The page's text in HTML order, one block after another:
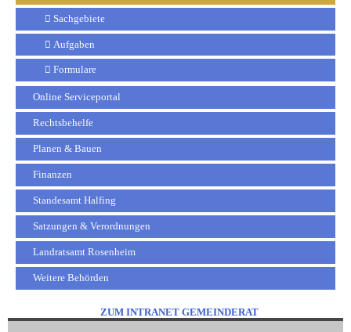
Sachgebiete
Aufgaben
Formulare
Online Serviceportal
Rechtsbehelfe
Planen & Bauen
Finanzen
Standesamt Halfing
Satzungen & Verordnungen
Landratsamt Rosenheim
Weitere Behörden
ZUM INTRANET GEMEINDERAT